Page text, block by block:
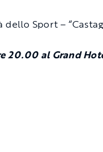
20.00 al Grand